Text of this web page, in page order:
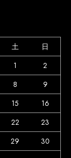
土
日
1
2
8
9
15
16
22
23
29
30